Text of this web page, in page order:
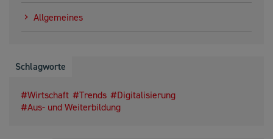
Allgemeines
Schlagworte
Wirtschaft Trends
Digitalisierung
Aus- und Weiterbildung